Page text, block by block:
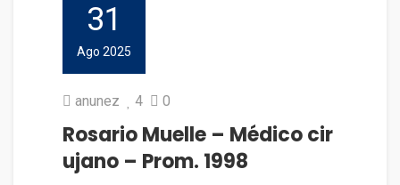
31
Ago 2025
anunez 4 0
Rosario Muelle – Médico cir
ujano – Prom. 1998